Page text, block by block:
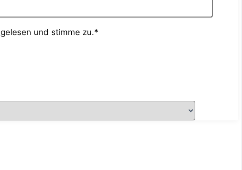
gelesen und stimme zu.*